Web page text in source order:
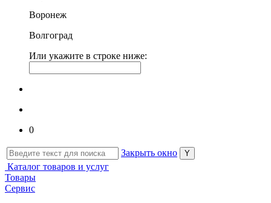
Воронеж
Волгоград
Или укажите в строке ниже:
0
Закрыть окно
Каталог товаров и услуг
Товары
Сервис